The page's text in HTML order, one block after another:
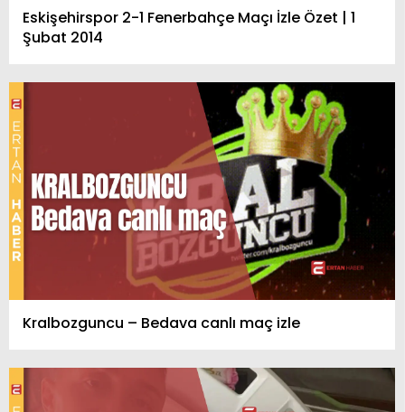
Eskişehirspor 2-1 Fenerbahçe Maçı İzle Özet | 1
Şubat 2014
Kralbozguncu – Bedava canlı maç izle